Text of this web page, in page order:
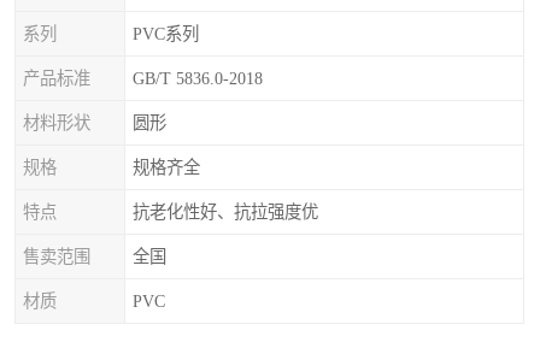
系列 PVC系列
产品标准 GB/T 5836.0-2018
材料形状 圆形
规格 规格齐全
特点 抗老化性好、抗拉强度优
售卖范围 全国
材质 PVC